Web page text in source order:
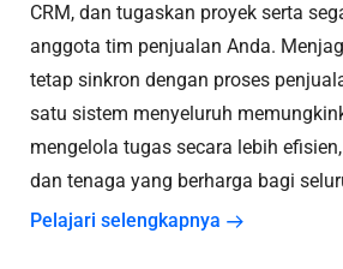
CRM, dan tugaskan proyek serta
anggota tim penjualan Anda.
tetap sinkron dengan proses
satu sistem menyeluruh
mengelola tugas secara lebih
dan tenaga yang berharga bagi
Pelajari selengkapnya